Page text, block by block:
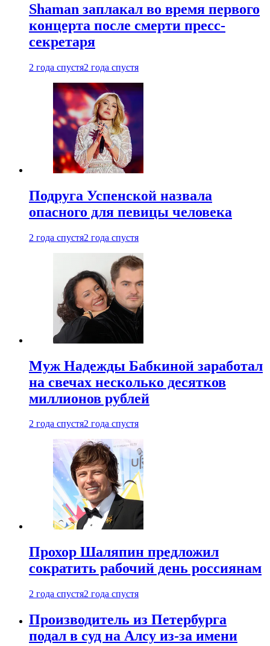
Shaman заплакал во время первого
концерта после смерти пресс-
секретаря
2 года спустя2 года спустя
Подруга Успенской назвала
опасного для певицы человека
2 года спустя2 года спустя
Муж Надежды Бабкиной заработал
на свечах несколько десятков
миллионов рублей
2 года спустя2 года спустя
Прохор Шаляпин предложил
сократить рабочий день россиянам
2 года спустя2 года спустя
Производитель из Петербурга
подал в суд на Алсу из-за имени